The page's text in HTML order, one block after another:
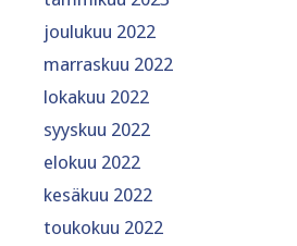
joulukuu 2022
marraskuu 2022
lokakuu 2022
syyskuu 2022
elokuu 2022
kesäkuu 2022
toukokuu 2022